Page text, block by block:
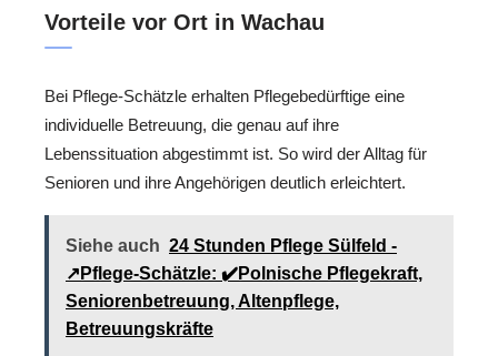
Vorteile vor Ort in Wachau
Bei Pflege-Schätzle erhalten Pflegebedürftige eine
individuelle Betreuung, die genau auf ihre
Lebenssituation abgestimmt ist. So wird der Alltag für
Senioren und ihre Angehörigen deutlich erleichtert.
Siehe auch 24 Stunden Pflege Sülfeld -
↗️Pflege-Schätzle: ✔️Polnische Pflegekraft,
Seniorenbetreuung, Altenpflege,
Betreuungskräfte